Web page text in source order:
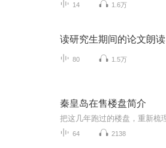
14 1.6万
读研究生期间的论文朗读
80 1.5万
秦皇岛在售楼盘简介
64 2138